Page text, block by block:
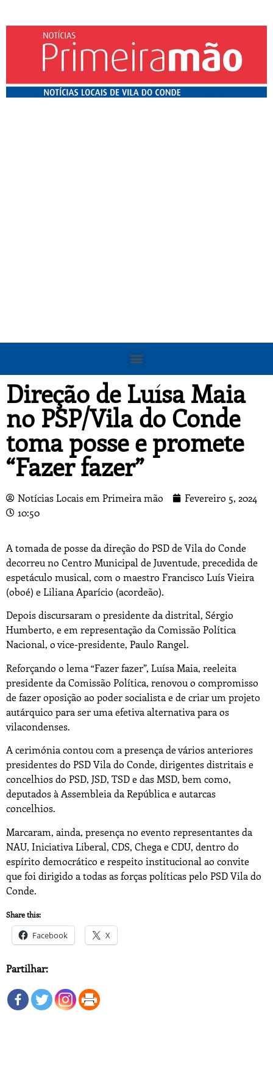
Direção de Luísa Maia
no PSP/Vila do Conde
toma posse e promete
“Fazer fazer”
Notícias Locais em Primeira mão
Fevereiro 5, 2024
10:50
A tomada de posse da direção do PSD de Vila do Conde
decorreu no Centro Municipal de Juventude, precedida de
espetáculo musical, com o maestro Francisco Luís Vieira
(oboé) e Liliana Aparício (acordeão).
Depois discursaram o presidente da distrital, Sérgio
Humberto, e em representação da Comissão Política
Nacional, o vice-presidente, Paulo Rangel.
Reforçando o lema “Fazer fazer”, Luísa Maia, reeleita
presidente da Comissão Política, renovou o compromisso
de fazer oposição ao poder socialista e de criar um projeto
autárquico para ser uma efetiva alternativa para os
vilacondenses.
A cerimónia contou com a presença de vários anteriores
presidentes do PSD Vila do Conde, dirigentes distritais e
concelhios do PSD, JSD, TSD e das MSD, bem como,
deputados à Assembleia da República e autarcas
concelhios.
Marcaram, ainda, presença no evento representantes da
NAU, Iniciativa Liberal, CDS, Chega e CDU, dentro do
espírito democrático e respeito institucional ao convite
que foi dirigido a todas as forças políticas pelo PSD Vila do
Conde.
Share this:
Facebook X
Partilhar: